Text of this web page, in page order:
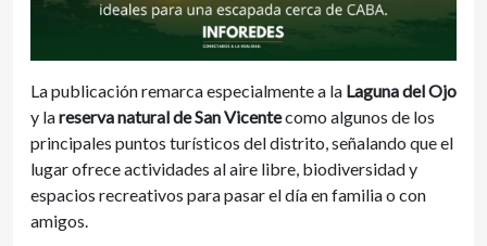
La publicación remarca especialmente a la Laguna del Ojo
y lareserva natural de San Vicentecomo algunos de los
principales puntos turísticos del distrito, señalando que el
lugar ofrece actividades al aire libre, biodiversidad y
espacios recreativos para pasar el día en familia o con
amigos.